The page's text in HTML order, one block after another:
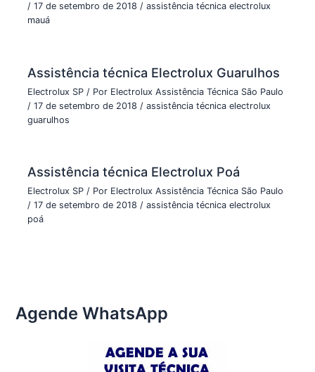
/17 de setembro de 2018/assistência técnica electrolux
mauá
Assistência técnica Electrolux Guarulhos
Electrolux SP / Por Electrolux Assistência Técnica São Paulo
/17 de setembro de 2018 /assistência técnica electrolux
guarulhos
Assistência técnica Electrolux Poá
Electrolux SP / Por Electrolux Assistência Técnica São Paulo
/17 de setembro de 2018/assistência técnica electrolux
poá
Agende WhatsApp